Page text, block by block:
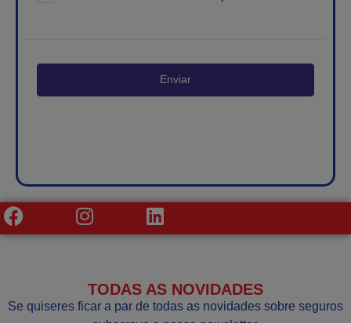
Enviar
TODAS AS NOVIDADES
Se quiseres ficar a par de todas as novidades sobre seguros